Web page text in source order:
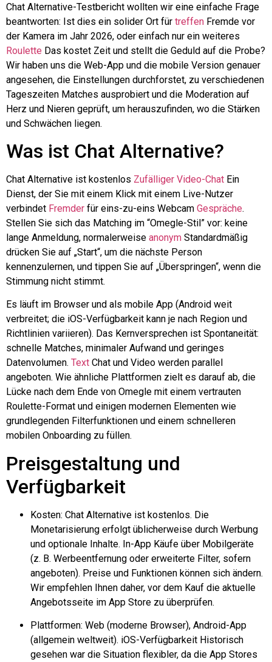
Chat Alternative-Testbericht wollten wir eine einfache Frage
beantworten: Ist dies ein solider Ort für treffen Fremde vor
der Kamera im Jahr 2026, oder einfach nur ein weiteres
Roulette Das kostet Zeit und stellt die Geduld auf die Probe?
Wir haben uns die Web-App und die mobile Version genauer
angesehen, die Einstellungen durchforstet, zu verschiedenen
Tageszeiten Matches ausprobiert und die Moderation auf
Herz und Nieren geprüft, um herauszufinden, wo die Stärken
und Schwächen liegen.
Was ist Chat Alternative?
Chat Alternative ist kostenlos Zufälliger Video-Chat Ein
Dienst, der Sie mit einem Klick mit einem Live-Nutzer
verbindet Fremder für eins-zu-eins Webcam Gespräche.
Stellen Sie sich das Matching im “Omegle-Stil” vor: keine
lange Anmeldung, normalerweise anonym Standardmäßig
drücken Sie auf „Start“, um die nächste Person
kennenzulernen, und tippen Sie auf „Überspringen“, wenn die
Stimmung nicht stimmt.
Es läuft im Browser und als mobile App (Android weit
verbreitet; die iOS-Verfügbarkeit kann je nach Region und
Richtlinien variieren). Das Kernversprechen ist Spontaneität:
schnelle Matches, minimaler Aufwand und geringes
Datenvolumen. Text Chat und Video werden parallel
angeboten. Wie ähnliche Plattformen zielt es darauf ab, die
Lücke nach dem Ende von Omegle mit einem vertrauten
Roulette-Format und einigen modernen Elementen wie
grundlegenden Filterfunktionen und einem schnelleren
mobilen Onboarding zu füllen.
Preisgestaltung und
Verfügbarkeit
Kosten: Chat Alternative ist kostenlos. Die
Monetarisierung erfolgt üblicherweise durch Werbung
und optionale Inhalte. In-App Käufe über Mobilgeräte
(z. B. Werbeentfernung oder erweiterte Filter, sofern
angeboten). Preise und Funktionen können sich ändern.
Wir empfehlen Ihnen daher, vor dem Kauf die aktuelle
Angebotsseite im App Store zu überprüfen.
Plattformen: Web (moderne Browser), Android-App
(allgemein weltweit). iOS-Verfügbarkeit Historisch
gesehen war die Situation flexibler, da die App Stores